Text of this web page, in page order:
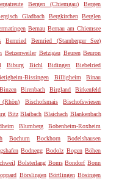
Bergen (Chiemgau)
Bergen
Gladbach Bergkirchen
Berglen
Bernau Bernau am Chiemsee
Bernried
Bernried (Starnberger See)
Betzenweiler Betzigau Beuren Beuron
Biburg Bichl Bidingen
Biebelried
Bissingen Billigheim
Binau
Binzen Birenbach Birgland
Birkenfeld
(Rhön) Bischofsmais
Bischofswiesen
Bitz Blaibach Blaichach Blankenbach
Blumberg
Bobenheim-Roxheim
Bochum Bockhorn
Bodelshausen
Bodnegg Bodolz Bogen Böhen
Bolsterlang Boms Bondorf Bonn
Börslingen Börtlingen Bösingen